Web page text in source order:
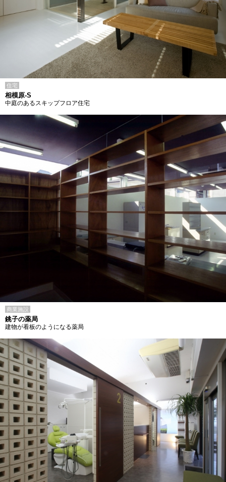
住宅
相模原-S
中庭のあるスキップフロア住宅
商業施設
銚子の薬局
建物が看板のようになる薬局